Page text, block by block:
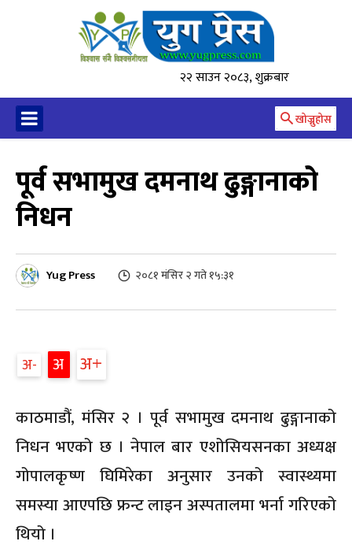
२२ साउन २०८३, शुक्रबार
खोज्नुहोस
पूर्व सभामुख दमनाथ ढुङ्गानाको
निधन
Yug Press २०८१ मंसिर २ गते १५:३१
अ अ अ
काठमाडौं, मंसिर २ । पूर्व सभामुख दमनाथ ढुङ्गानाको
निधन भएको छ । नेपाल बार एशोसियसनका अध्यक्ष
गोपालकृष्ण घिमिरेका अनुसार उनको स्वास्थ्यमा
समस्या आएपछि फ्रन्ट लाइन अस्पतालमा भर्ना गरिएको
थियो ।